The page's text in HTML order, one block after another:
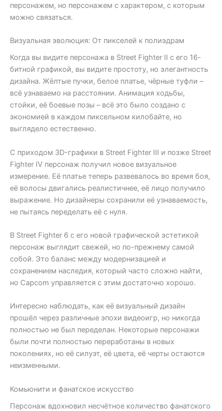
персонажем, но персонажем с характером, с которым
можно связаться.
Визуальная эволюция: От пикселей к полиэдрам
Когда вы видите персонажа в Street Fighter II с его 16-
битной графикой, вы видите простоту, но элегантность
дизайна. Жёлтые пучки, белое платье, чёрные туфли –
всё узнаваемо на расстоянии. Анимация ходьбы,
стойки, её боевые позы – всё это было создано с
экономией в каждом пиксельном килобайте, но
выглядело естественно.
С приходом 3D-графики в Street Fighter III и позже Street
Fighter IV персонаж получил новое визуальное
измерение. Её платье теперь развевалось во время боя,
её волосы двигались реалистичнее, её лицо получило
выражение. Но дизайнеры сохранили её узнаваемость,
не пытаясь переделать её с нуля.
В Street Fighter 6 с его новой графической эстетикой
персонаж выглядит свежей, но по-прежнему самой
собой. Это баланс между модернизацией и
сохранением наследия, который часто сложно найти,
но Capcom управляется с этим достаточно хорошо.
Интересно наблюдать, как её визуальный дизайн
прошёл через различные эпохи видеоигр, но никогда
полностью не был переделан. Некоторые персонажи
были почти полностью переработаны в новых
поколениях, но её силуэт, её цвета, её черты остаются
неизменными.
Комьюнити и фанатское искусство
Персонаж вдохновил несчётное количество фанатского